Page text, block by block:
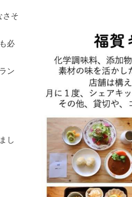
さそ
必
ン
し